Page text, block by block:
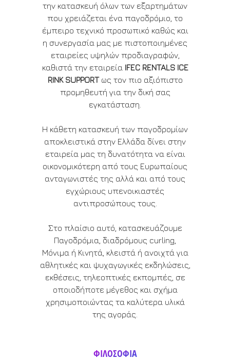
την κατασκευή όλων των εξαρτημάτων
που χρειάζεται ένα παγοδρόμιο, το
έμπειρο τεχνικό προσωπικό καθώς και
η συνεργασία μας με πιστοποιημένες
εταιρείες υψηλών προδιαγραφών,
καθιστά την εταιρεία IFEC RENTALS ICE
RINK SUPPORTως τον πιο αξιόπιστο
προμηθευτή για την δική σας
εγκατάσταση.
Η κάθετη κατασκευή των παγοδρομίων
αποκλειστικά στην Ελλάδα δίνει στην
εταιρεία μας τη δυνατότητα να είναι
οικονομικότερη από τους Ευρωπαίους
ανταγωνιστές της αλλά και από τους
εγχώριους υπενοικιαστές
αντιπροσώπους τους.
Στο πλαίσιο αυτό, κατασκευάζουμε
Παγοδρόμια, διαδρόμους curling,
Μόνιμα ή Κινητά, κλειστά ή ανοιχτά για
αθλητικές και ψυχαγωγικές εκδηλώσεις,
εκθέσεις, τηλεοπτικές εκπομπές, σε
οποιοδήποτε μέγεθος και σχήμα
χρησιμοποιώντας τα καλύτερα υλικά
της αγοράς.
ΦΙΛΟΣΟΦΙΑ